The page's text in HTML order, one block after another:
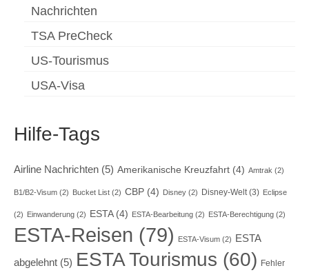
Nachrichten
TSA PreCheck
US-Tourismus
USA-Visa
Hilfe-Tags
Airline Nachrichten (5) Amerikanische Kreuzfahrt (4) Amtrak (2)
B1/B2-Visum (2) Bucket List (2) CBP (4) Disney (2) Disney-Welt(3) Eclipse
(2) Einwanderung (2) ESTA(4) ESTA-Bearbeitung (2) ESTA-Berechtigung (2)
ESTA-Reisen (79) ESTA-Visum (2) ESTA
abgelehnt (5) ESTA Tourismus (60) Fehler